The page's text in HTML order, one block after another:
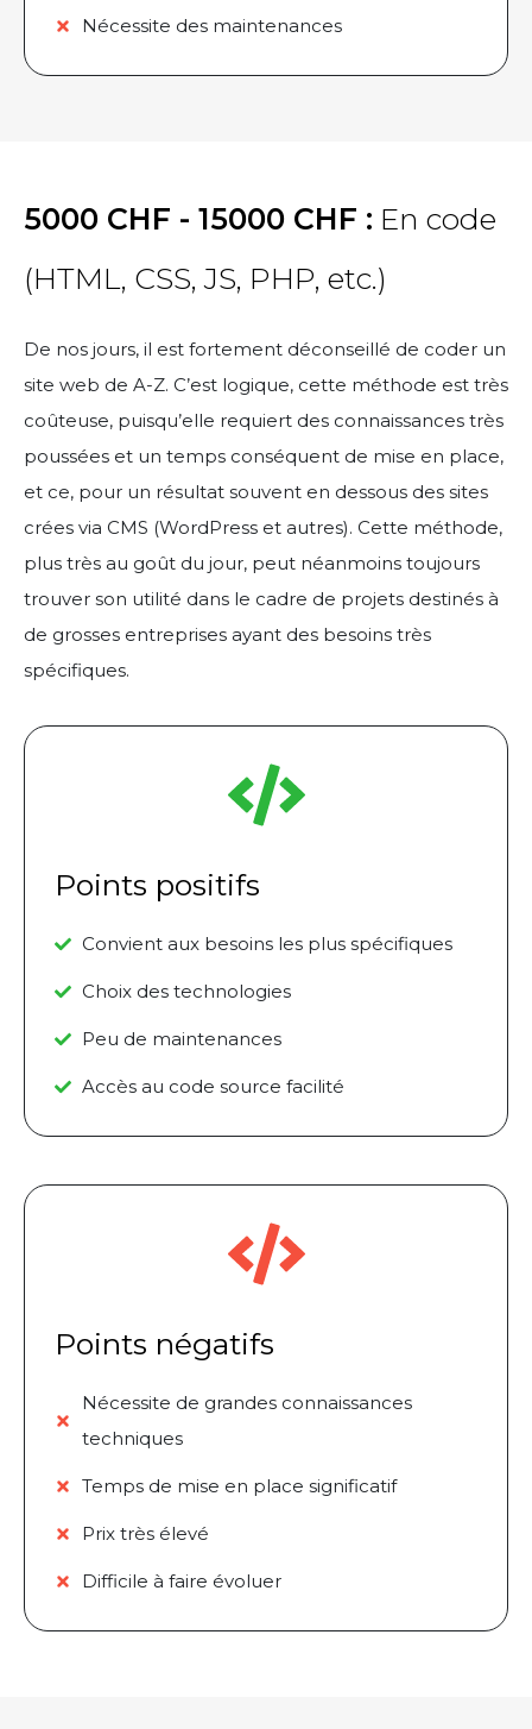
Nécessite des maintenances
5000 CHF - 15000 CHF : En code
(HTML, CSS, JS, PHP, etc.)
De nos jours, il est fortement déconseillé de coder un
site web de A-Z. C’est logique, cette méthode est très
coûteuse, puisqu’elle requiert des connaissances très
poussées et un temps conséquent de mise en place,
et ce, pour un résultat souvent en dessous des sites
crées via CMS (WordPress et autres). Cette méthode,
plus très au goût du jour, peut néanmoins toujours
trouver son utilité dans le cadre de projets destinés à
de grosses entreprises ayant des besoins très
spécifiques.
Points positifs
Convient aux besoins les plus spécifiques
Choix des technologies
Peu de maintenances
Accès au code source facilité
Points négatifs
Nécessite de grandes connaissances
techniques
Temps de mise en place significatif
Prix très élevé
Difficile à faire évoluer